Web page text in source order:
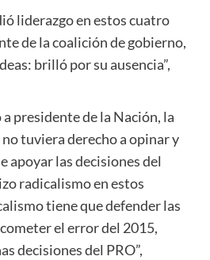
liderazgo en estos cuatro
de la coalición de gobierno,
brilló por su ausencia”,
presidente de la Nación, la
no tuviera derecho a opinar y
apoyar las decisiones del
radicalismo en estos
tiene que defender las
el error del 2015,
decisiones del PRO”,